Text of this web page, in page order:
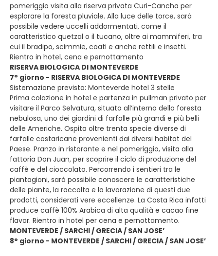
pomeriggio visita alla riserva privata Curi-Cancha per
esplorare la foresta pluviale. Alla luce delle torce, sarà
possibile vedere uccelli addormentati, come il
caratteristico quetzal o il tucano, oltre ai mammiferi, tra
cui il bradipo, scimmie, coati e anche rettili e insetti.
Rientro in hotel, cena e pernottamento
RISERVA BIOLOGICA DI MONTEVERDE
7° giorno - RISERVA BIOLOGICA DI MONTEVERDE
Sistemazione prevista: Monteverde hotel 3 stelle
Prima colazione in hotel e partenza in pullman privato per
visitare il Parco Selvatura, situato all’interno della foresta
nebulosa, uno dei giardini di farfalle più grandi e più belli
delle Americhe. Ospita oltre trenta specie diverse di
farfalle costaricane provenienti dai diversi habitat del
Paese. Pranzo in ristorante e nel pomeriggio, visita alla
fattoria Don Juan, per scoprire il ciclo di produzione del
caffè e del cioccolato. Percorrendo i sentieri tra le
piantagioni, sarà possibile conoscere le caratteristiche
delle piante, la raccolta e la lavorazione di questi due
prodotti, considerati vere eccellenze. La Costa Rica infatti
produce caffè 100% Arabica di alta qualità e cacao fine
flavor. Rientro in hotel per cena e pernottamento.
MONTEVERDE / SARCHI / GRECIA / SAN JOSE’
8° giorno - MONTEVERDE / SARCHI / GRECIA / SAN JOSE’